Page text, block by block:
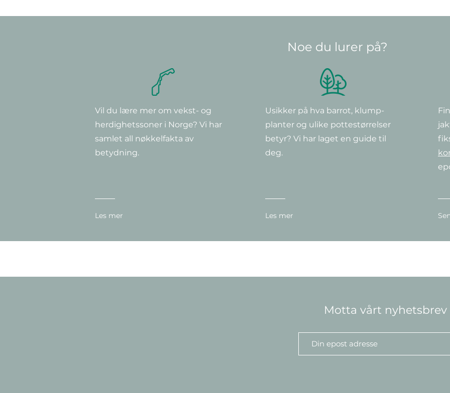
Hurtigvisning
Clematis montana 'Rubens'
Pris
379,00 kr
Hurtigvisning
Clematis ‘Little Lemons’
Pris
290,00 kr
Hurtigvisning
Clematis ‘Piilu’
Pris
349,00 kr
Hurtigvisning
Clematis ‘Multi Blue’
Pris
349,00 kr
Hurtigvisning
Clematis 'Warszawska Nike'
Pris
379,00 kr
Hurtigvisning
Clematis 'Hagley Hybrid'
Pris
349,00 kr
Hurtigvisning
Clematis 'Super Nova'
Pris
299,00 kr
Hurtigvisning
Vinterliguster, Ligustrum
ovalifolium 150-175 cm
Vanlig pris
570,00 kr 399,00 kr
Salgspris
Hurtigvisning
Hengebjørk europeisk,
Pendula
Pris
3 950,00 kr
Noe du lurer på?
Vil du lære mer om vekst- og
herdighetssoner i Norge? Vi har
samlet all nøkkelfakta av
betydning.
Les mer
Usikker på hva barrot, klump-
planter og ulike pottestørrelser
betyr? Vi har laget en guide til
deg.
Les mer
Motta vårt nyhetsbrev